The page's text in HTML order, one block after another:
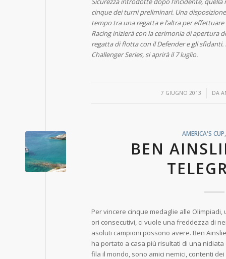
cinque dei turni preliminari. Una
tempo tra una regatta e l’altra per
Racing inizierà con la cerimonia di apertura
regatta di flotta con il Defender e gli sfidanti.
Challenger Series, si aprirà il 7 luglio.
7 GIUGNO 2013
/ DA
AMERICA'S CUP
BEN
Per vincere cinque medaglie alle
ori consecutivi, ci vuole una freddezza di
asoluti campioni possono avere. Ben
ha portato a casa più risultati di una
fila il mondo, sono amici nemici, contenti